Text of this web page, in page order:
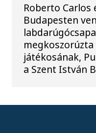
Roberto Carlos
Budapesten
játékosának,
a Szent István